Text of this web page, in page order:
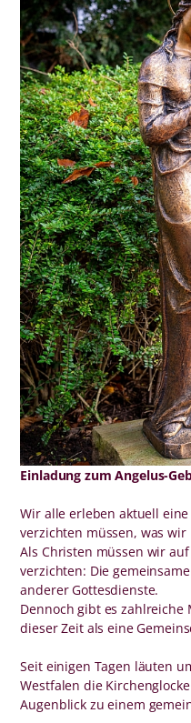
Einladung zum Angelus-
Wir alle erleben aktuell
verzichten müssen, was
Als Christen müssen wir
verzichten: Die
anderer Gottesdienste.
Dennoch gibt es zahlreiche
dieser Zeit als eine
Seit einigen Tagen läuten
Westfalen die
Augenblick zu einem